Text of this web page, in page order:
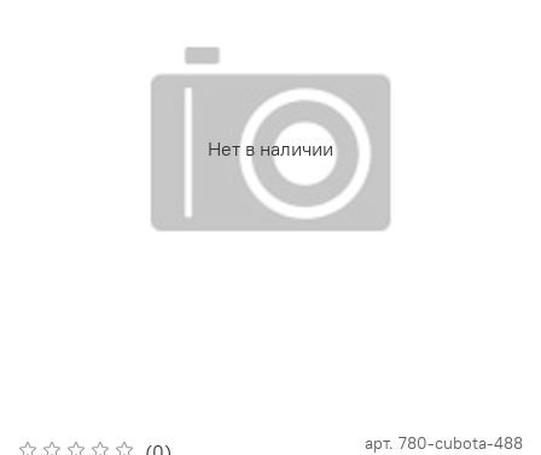
Нет в наличии
арт. 780-cubota-488